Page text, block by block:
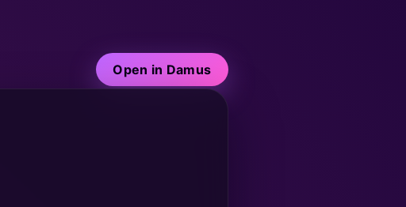
Open in Damus